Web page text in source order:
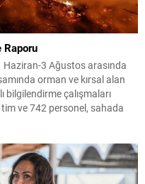
Raporu
3 Ağustos arasında
orman ve kırsal alan
bilgilendirme çalışmaları
ve 742 personel, sahada
faaliyetleri gerçekleştirdi.
ve balya...